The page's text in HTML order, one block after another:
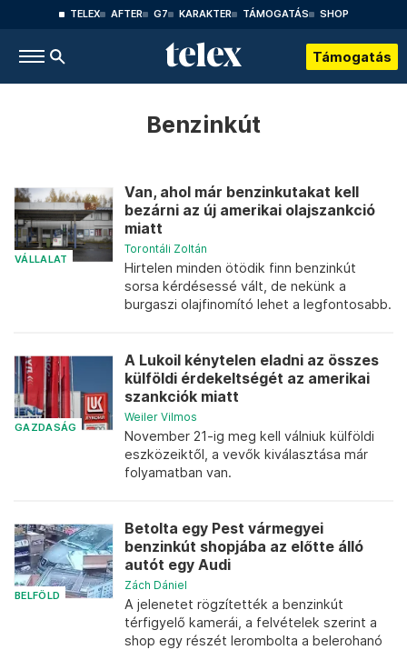
TELEX AFTER G7 KARAKTER TÁMOGATÁS SHOP
Támogatás
Benzinkút
VÁLLALAT
Van, ahol már benzinkutakat kell
bezárni az új amerikai olajszankció
miatt
Torontáli Zoltán
Hirtelen minden ötödik finn benzinkút
sorsa kérdésessé vált, de nekünk a
burgaszi olajfinomító lehet a legfontosabb.
GAZDASÁG
A Lukoil kénytelen eladni az összes
külföldi érdekeltségét az amerikai
szankciók miatt
Weiler Vilmos
November 21-ig meg kell válniuk külföldi
eszközeiktől, a vevők kiválasztása már
folyamatban van.
BELFÖLD
Betolta egy Pest vármegyei
benzinkút shopjába az előtte álló
autót egy Audi
Zách Dániel
A jelenetet rögzítették a benzinkút
térfigyelő kamerái, a felvételek szerint a
shop egy részét lerombolta a belerohanó